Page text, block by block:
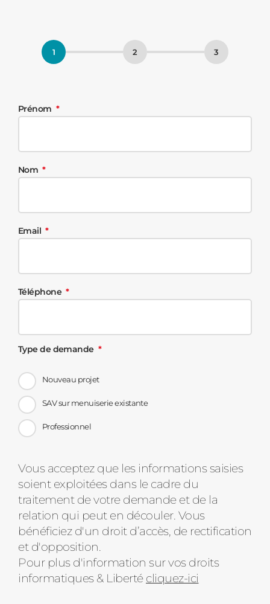
Prénom
Nom
Email
Téléphone
Type de demande
Nouveau projet
SAV sur menuiserie existante
Professionnel
Message
d'état
Vous acceptez que les informations saisies
soient exploitées dans le cadre du
traitement de votre demande et de la
relation qui peut en découler. Vous
bénéficiez d'un droit d’accès, de rectification
et d'opposition.
Pour plus d'information sur vos droits
informatiques & Liberté cliquez-ici